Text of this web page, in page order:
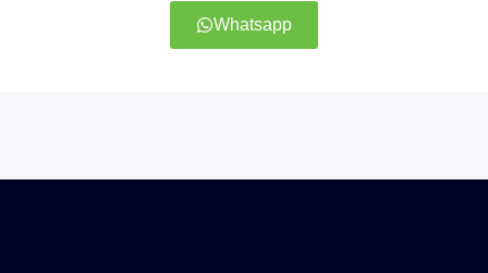
Whatsapp